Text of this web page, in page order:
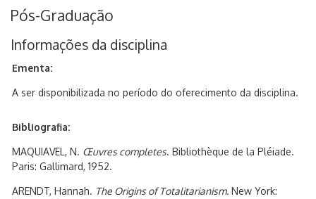
Pós-Graduação
Informações da disciplina
Ementa:
A ser disponibilizada no período do oferecimento da disciplina.
Bibliografia:
MAQUIAVEL, N. Œuvres completes. Bibliothèque de la Pléiade.
Paris: Gallimard, 1952.
ARENDT, Hannah. The Origins of Totalitarianism. New York: